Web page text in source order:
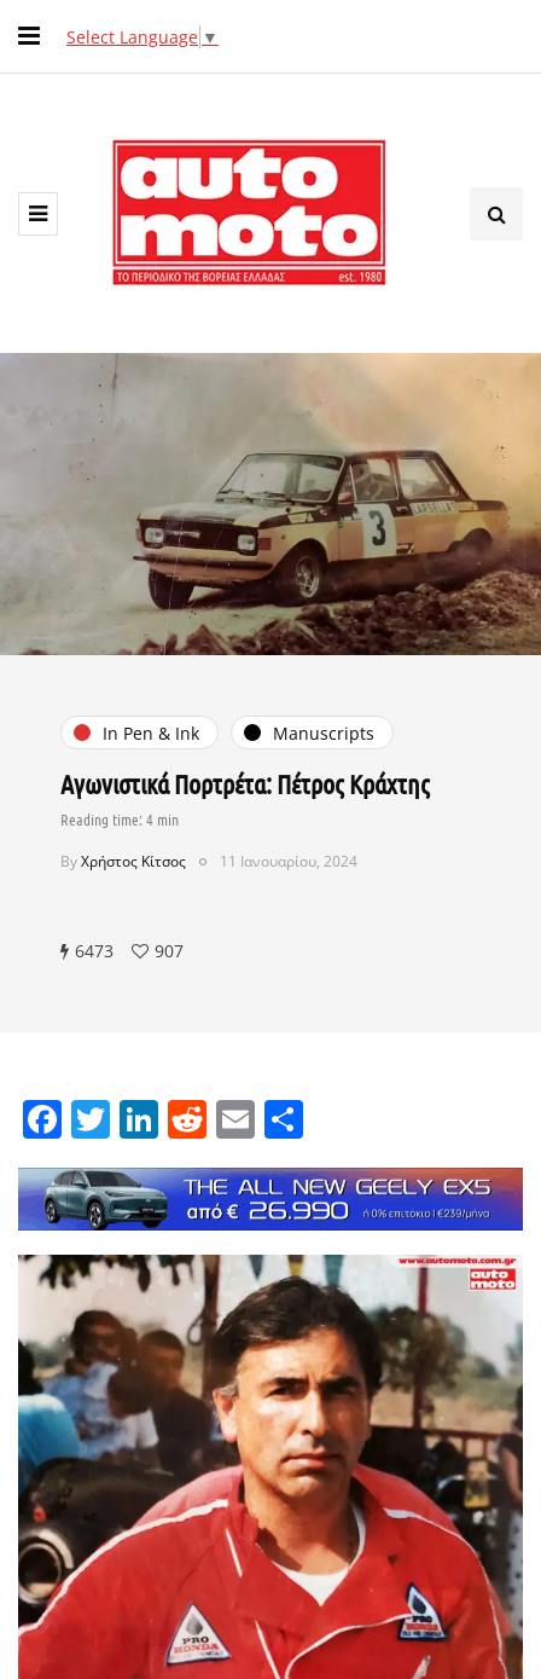
Select Language ▼
In Pen & Ink Manuscripts
Αγωνιστικά Πορτρέτα: Πέτρος Κράχτης
ByΧρήστος Κίτσος 11 Ιανουαρίου, 2024
6473 907
Facebook
Twitter
LinkedIn
Reddit
Email